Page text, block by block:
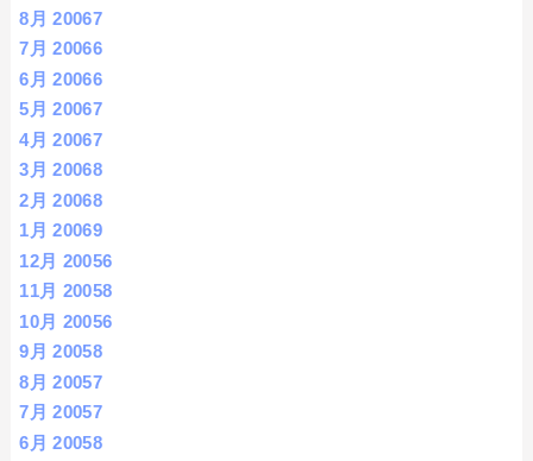
8月 20067
7月 20066
6月 20066
5月 20067
4月 20067
3月 20068
2月 20068
1月 20069
12月 20056
11月 20058
10月 20056
9月 20058
8月 20057
7月 20057
6月 20058